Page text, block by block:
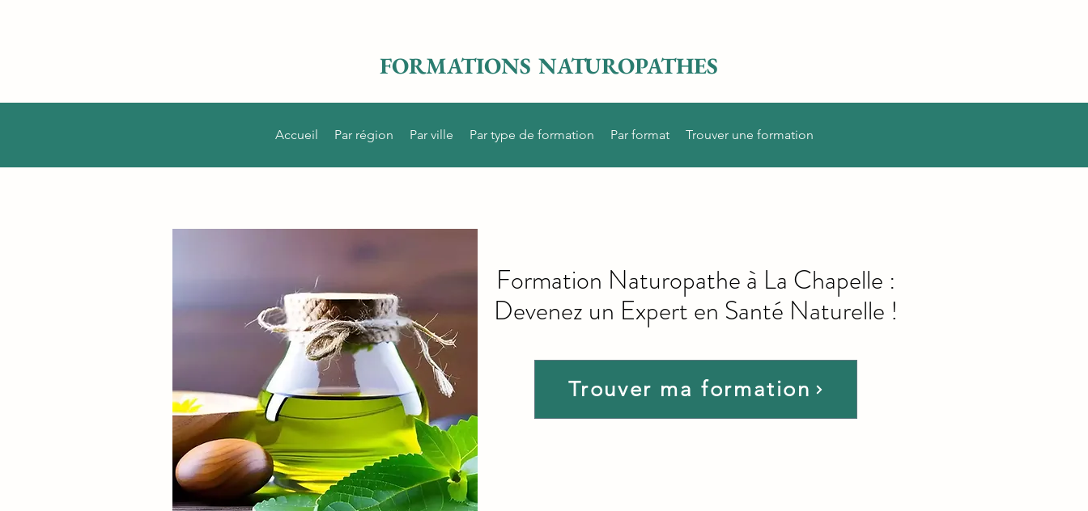
FORMATIONS NATUROPATHES
Accueil Par région Par ville Par type de formation Par format Trouver une formation
Trouver ma formation
Formation Naturopathe à La Chapelle :
Devenez un Expert en Santé Naturelle !